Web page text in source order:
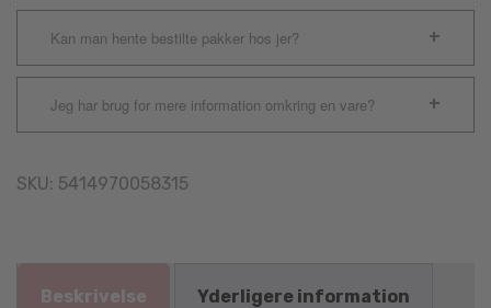
Kan man hente bestilte pakker hos jer?
Jeg har brug for mere information omkring en vare?
SKU: 5414970058315
Beskrivelse Yderligere information